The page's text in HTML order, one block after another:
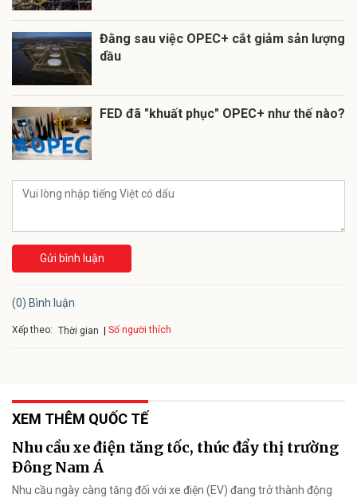
Đằng sau việc OPEC+ cắt giảm sản lượng
dầu
FED đã "khuất phục" OPEC+ như thế nào?
Gửi bình luận
(0) Bình luận
Xếp theo: Thời gian Số người thích
XEM THÊM QUỐC TẾ
Nhu cầu xe điện tăng tốc, thúc đẩy thị trường
Đông Nam Á
Nhu cầu ngày càng tăng đối với xe điện (EV) đang trở thành động